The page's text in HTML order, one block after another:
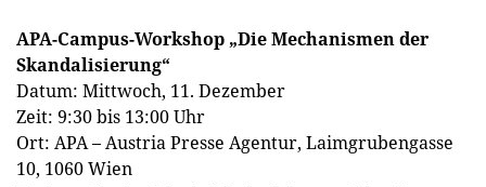
APA-Campus-Workshop „Die Mechanismen der
Skandalisierung“
Datum: Mittwoch, 11. Dezember
Zeit: 9:30 bis 13:00 Uhr
Ort: APA – Austria Presse Agentur, Laimgrubengasse
10, 1060 Wien